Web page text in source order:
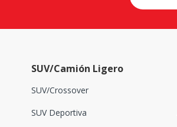
SUV/Camión Ligero
SUV/Crossover
SUV Deportiva